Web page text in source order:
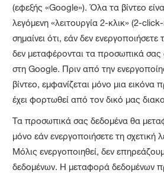
(εφεξής «Google»). Όλα τα βίντεο
λεγόμενη «λειτουργία 2-κλικ» (2-
σημαίνει ότι, εάν δεν ενεργοποιήσετε
δεν μεταφέρονται τα προσωπικά
στη Google. Πριν από την
βίντεο, εμφανίζεται μόνο μια
έχει φορτωθεί από τον δικό μας
Τα προσωπικά σας δεδομένα θα
μόνο εάν ενεργοποιήσετε τη σχετική
Μόλις ενεργοποιηθεί, δεν
δεδομένων. Η μεταφορά δεδομένων